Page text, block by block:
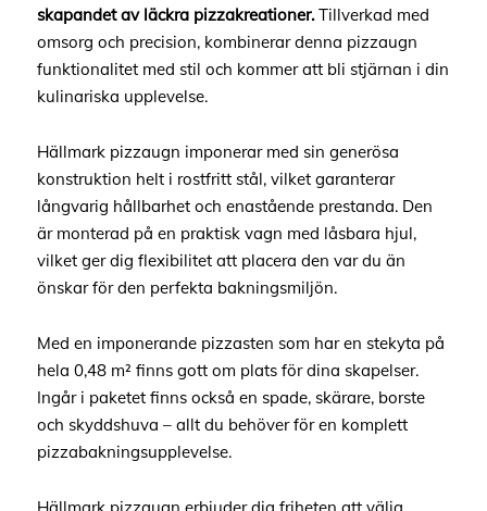
skapandet av läckra pizzakreationer.Tillverkad med
omsorg och precision, kombinerar denna pizzaugn
funktionalitet med stil och kommer att bli stjärnan i din
kulinariska upplevelse.
Hällmark pizzaugn imponerar med sin generösa
konstruktion helt i rostfritt stål, vilket garanterar
långvarig hållbarhet och enastående prestanda. Den
är monterad på en praktisk vagn med låsbara hjul,
vilket ger dig flexibilitet att placera den var du än
önskar för den perfekta bakningsmiljön.
Med en imponerande pizzasten som har en stekyta på
hela 0,48 m² finns gott om plats för dina skapelser.
Ingår i paketet finns också en spade, skärare, borste
och skyddshuva – allt du behöver för en komplett
pizzabakningsupplevelse.